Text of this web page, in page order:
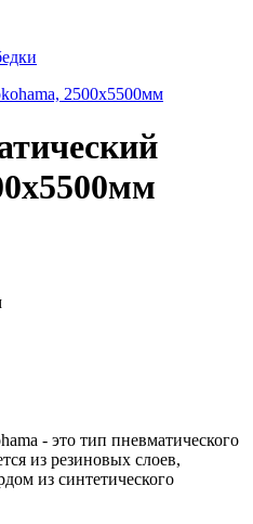
- это тип пневматического
из резиновых слоев,
из синтетического